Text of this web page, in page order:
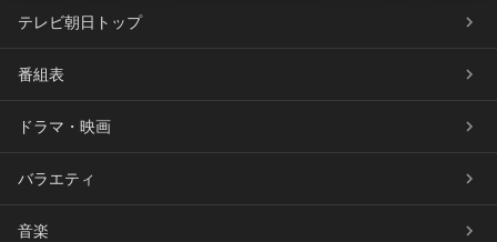
テレビ朝日トップ
番組表
ドラマ・映画
バラエティ
音楽